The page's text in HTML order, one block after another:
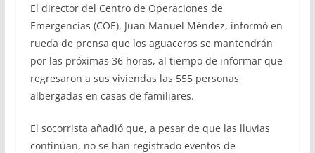
El director del Centro de Operaciones de
Emergencias (COE), Juan Manuel Méndez, informó en
rueda de prensa que los aguaceros se mantendrán
por las próximas 36 horas, al tiempo de informar que
regresaron a sus viviendas las 555 personas
albergadas en casas de familiares.
El socorrista añadió que, a pesar de que las lluvias
continúan, no se han registrado eventos de